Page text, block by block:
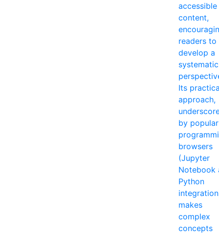
accessible
content,
readers to
develop a
systematic
Its
approach,
by popular
browsers
(Jupyter
Notebook
Python
makes
complex
concepts